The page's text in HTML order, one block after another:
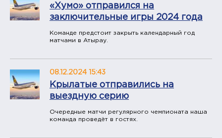
«Хумо» отправился на
заключительные игры 2024 года
Команде предстоит закрыть календарный год
матчами в Атырау.
08.12.2024 15:43
Крылатые отправились на
выездную серию
Очередные матчи регулярного чемпионата наша
команда проведёт в гостях.